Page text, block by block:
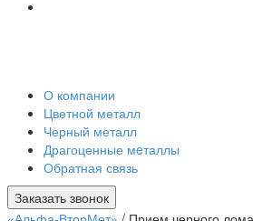
О компании
Цветной металл
Черный металл
Драгоценные мeталлы
Обратная связь
Заказать звонок